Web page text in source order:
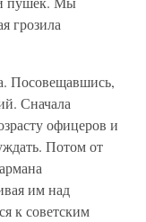
грозила
Посовещавшись,
Сначала
офицеров и
Потом от
им над
к советским